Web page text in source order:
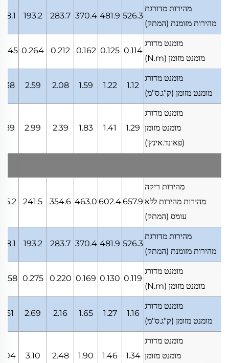
מהירות מדורגת
מהירות מזומנת (המתק)
526.3
481.9
370.4
283.7
193.2
מומנט מדורג
מומנט מזומן (N.m)
0.114
0.125
0.162
0.212
0.264
מומנט מדורג
מומנט מזומן (ק"ג.ס"מ)
1.12
1.22
1.59
2.08
2.59
מומנט מדורג
מומנט מזומן
(פאונד.אינץ')
1.29
1.41
1.83
2.39
2.99
מהירות ריקה
מהירות מהירות ללא
עומס (המתק)
657.9
602.4
463.0
354.6
241.5
מהירות מדורגת
מהירות מזומנת (המתק)
526.3
481.9
370.4
283.7
193.2
מומנט מדורג
מומנט מזומן (N.m)
0.119
0.130
0.169
0.220
0.275
מומנט מדורג
מומנט מזומן (ק"ג.ס"מ)
1.16
1.27
1.65
2.16
2.69
3.51
מומנט מדורג
מומנט מזומן 1.34
1.46
1.90
2.48
3.10